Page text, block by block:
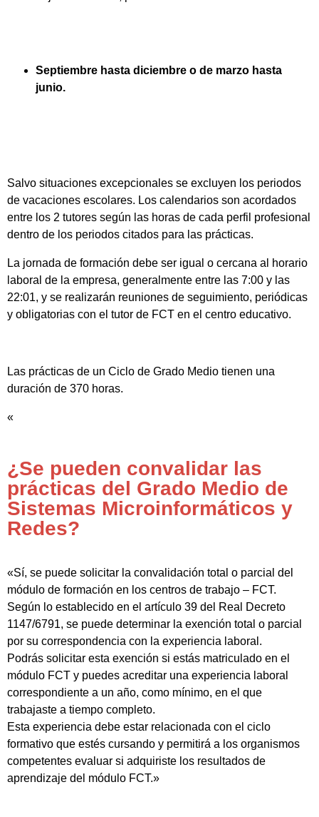
Septiembre hasta diciembre o de marzo hasta
junio.
Salvo situaciones excepcionales se excluyen los periodos
de vacaciones escolares. Los calendarios son acordados
entre los 2 tutores según las horas de cada perfil profesional
dentro de los periodos citados para las prácticas.
La jornada de formación debe ser igual o cercana al horario
laboral de la empresa, generalmente entre las 7:00 y las
22:01, y se realizarán reuniones de seguimiento, periódicas
y obligatorias con el tutor de FCT en el centro educativo.
Las prácticas de un Ciclo de Grado Medio tienen una
duración de 370 horas.
«
¿Se pueden convalidar las
prácticas del Grado Medio de
Sistemas Microinformáticos y
Redes?
«Sí, se puede solicitar la convalidación total o parcial del
módulo de formación en los centros de trabajo – FCT.
Según lo establecido en el artículo 39 del Real Decreto
1147/6791, se puede determinar la exención total o parcial
por su correspondencia con la experiencia laboral.
Podrás solicitar esta exención si estás matriculado en el
módulo FCT y puedes acreditar una experiencia laboral
correspondiente a un año, como mínimo, en el que
trabajaste a tiempo completo.
Esta experiencia debe estar relacionada con el ciclo
formativo que estés cursando y permitirá a los organismos
competentes evaluar si adquiriste los resultados de
aprendizaje del módulo FCT.»